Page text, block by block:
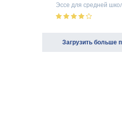
Эссе для средней
Загрузить больше